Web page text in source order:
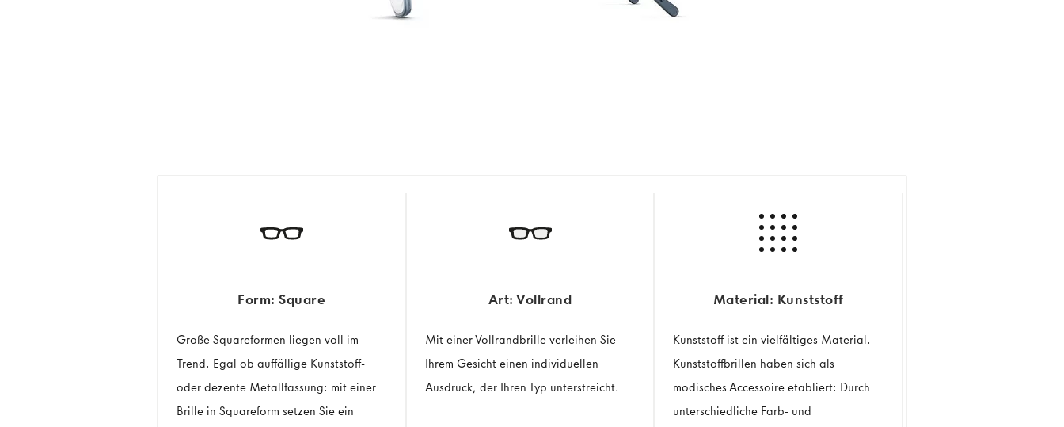
Form: Square
Große Squareformen liegen voll im
Trend. Egal ob auffällige Kunststoff-
oder dezente Metallfassung: mit einer
Brille in Squareform setzen Sie ein
Art: Vollrand
Mit einer Vollrandbrille verleihen Sie
Ihrem Gesicht einen individuellen
Ausdruck, der Ihren Typ unterstreicht.
Material: Kunststoff
Kunststoff ist ein vielfältiges Material.
Kunststoffbrillen haben sich als
modisches Accessoire etabliert: Durch
unterschiedliche Farb- und